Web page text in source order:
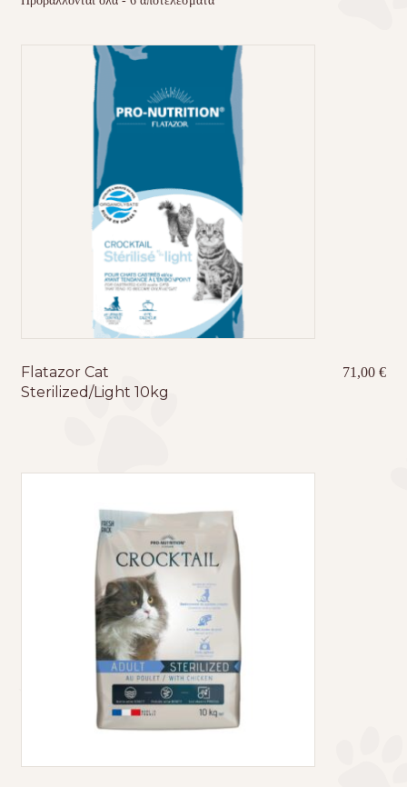
Τσάντες μεταφοράς
Επικοινωνία
Φροντίδα – Είδη Υγιεινής
Flatazor Cat
Sterilized/Light 10kg
71,00€